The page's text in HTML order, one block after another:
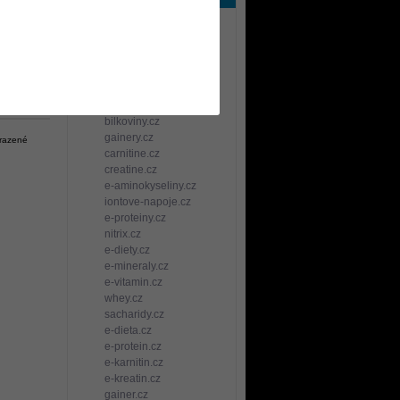
bilkoviny.cz
gainery.cz
carnitine.cz
creatine.cz
e-aminokyseliny.cz
iontove-napoje.cz
e-proteiny.cz
nitrix.cz
e-diety.cz
e-mineraly.cz
e-vitamin.cz
whey.cz
sacharidy.cz
e-dieta.cz
e-protein.cz
e-karnitin.cz
e-kreatin.cz
gainer.cz